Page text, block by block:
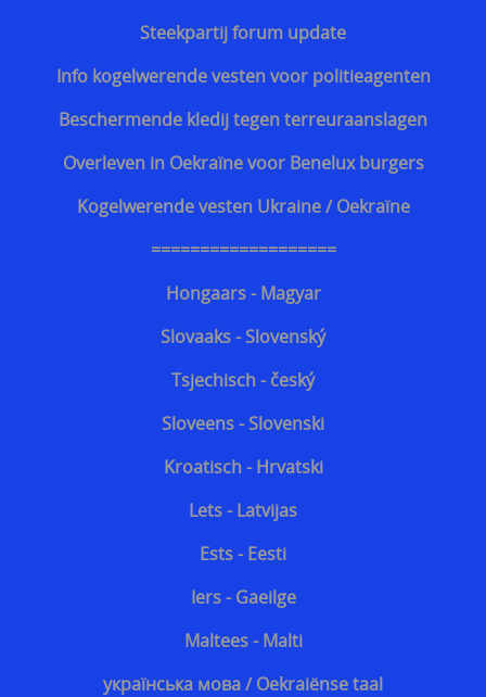
Discrete steekvest dagelijks gebruik
Bescherming tegen kogels van geweren
Steekpartij forum update
Info kogelwerende vesten voor politieagenten
Beschermende kledij tegen terreuraanslagen
Overleven in Oekraïne voor Benelux burgers
Kogelwerende vesten Ukraine / Oekraïne
===================
Hongaars - Magyar
Slovaaks - Slovenský
Tsjechisch - český
Sloveens - Slovenski
Kroatisch - Hrvatski
Lets - Latvijas
Ests - Eesti
Iers - Gaeilge
Maltees - Malti
українська мова / Oekraiënse taal